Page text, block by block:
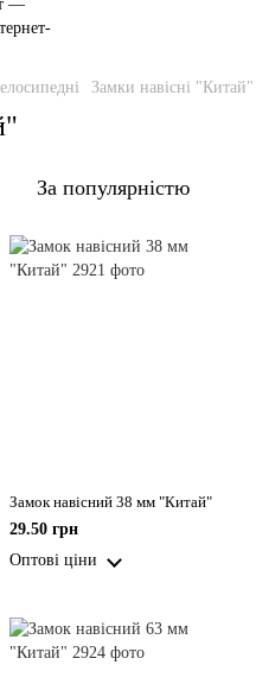
Замки навісні "Китай"
За популярністю
Замок навісний 38 мм "Китай"
29.50 грн
Оптові ціни